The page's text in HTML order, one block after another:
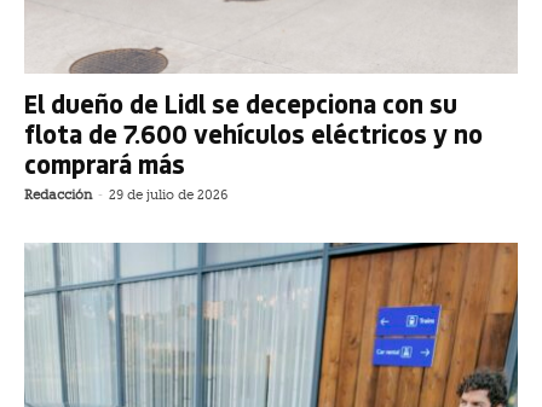
El dueño de Lidl se decepciona con su
flota de 7.600 vehículos eléctricos y no
comprará más
Redacción - 29 de julio de 2026